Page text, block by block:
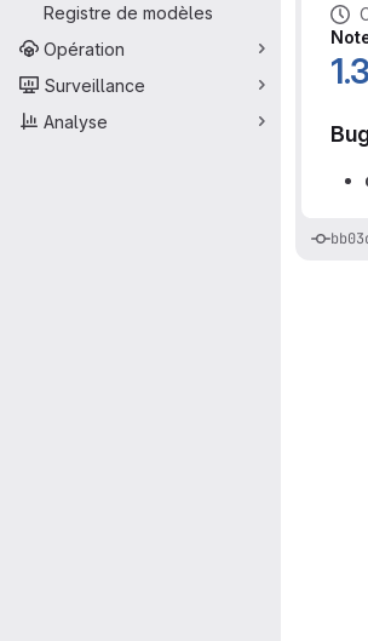
Registre de modèles
Opération
Surveillance
Analyse